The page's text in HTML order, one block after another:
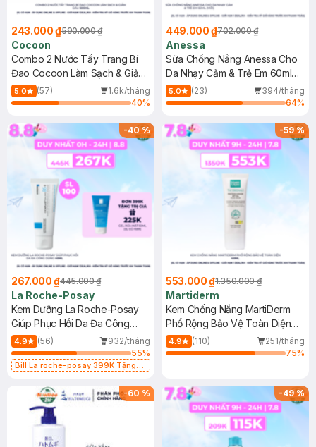
243.000 ₫590.000 ₫
Cocoon
Combo 2 Nước Tẩy Trang Bí
Đao Cocoon Làm Sạch & Giảm
Dầu 500ml
5.0 (57)
1.6k/tháng
40%
449.000 ₫702.000 ₫
Anessa
Sữa Chống Nắng Anessa Cho
Da Nhạy Cảm & Trẻ Em 60ml
(Mới)
5.0 (23)
394/tháng
64%
-40%
267.000 ₫445.000 ₫
La Roche-Posay
Kem Dưỡng La Roche-Posay
Giúp Phục Hồi Da Đa Công
Dụng 40ml
4.9 (56)
932/tháng
55%
Bill La roche-posay 399K Tặng
(SL có hạn)
-59%
553.000 ₫1.350.000 ₫
Martiderm
Kem Chống Nắng MartiDerm
Phổ Rộng Bảo Vệ Toàn Diện
40ml
4.9 (110)
251/tháng
75%
-60 % -49%